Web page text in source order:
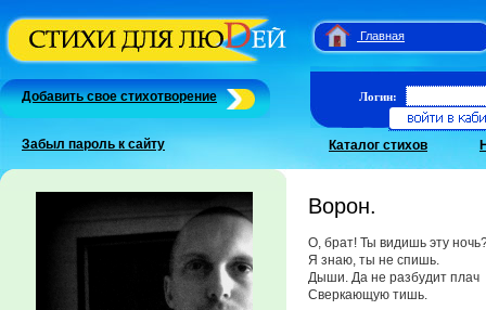
Главная
Добавить свое стихотворение
Забыл пароль к сайту
Логин:
Каталог стихов
Ворон.
О, брат! Ты видишь эту
Я знаю, ты не спишь.
Дыши. Да не разбудит плач
Сверкающую тишь.